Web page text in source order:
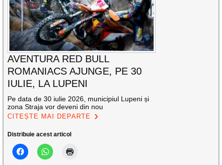
AVENTURA RED BULL
ROMANIACS AJUNGE, PE 30
IULIE, LA LUPENI
Pe data de 30 iulie 2026, municipiul Lupeni și
zona Straja vor deveni din nou
CITEȘTE MAI DEPARTE
Distribuie acest articol